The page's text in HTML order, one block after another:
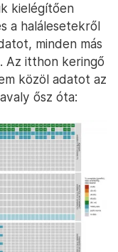
kielégítően
a halálesetekről
minden más
Az itthon keringő
közöl adatot az
ősz óta: